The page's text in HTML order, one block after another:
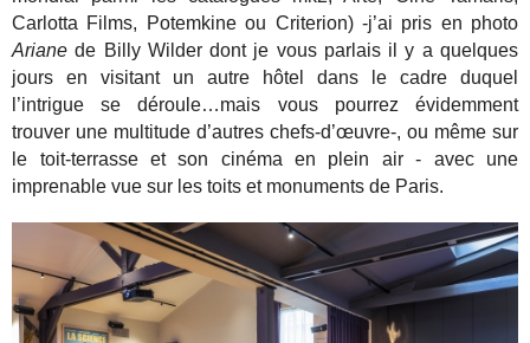
Carlotta Films, Potemkine ou Criterion) -j’ai pris en photo
Ariane de Billy Wilder dont je vous parlais il y a quelques
jours en visitant un autre hôtel dans le cadre duquel
l’intrigue se déroule…mais vous pourrez évidemment
trouver une multitude d’autres chefs-d’œuvre-, ou même sur
le toit-terrasse et son cinéma en plein air - avec une
imprenable vue sur les toits et monuments de Paris.